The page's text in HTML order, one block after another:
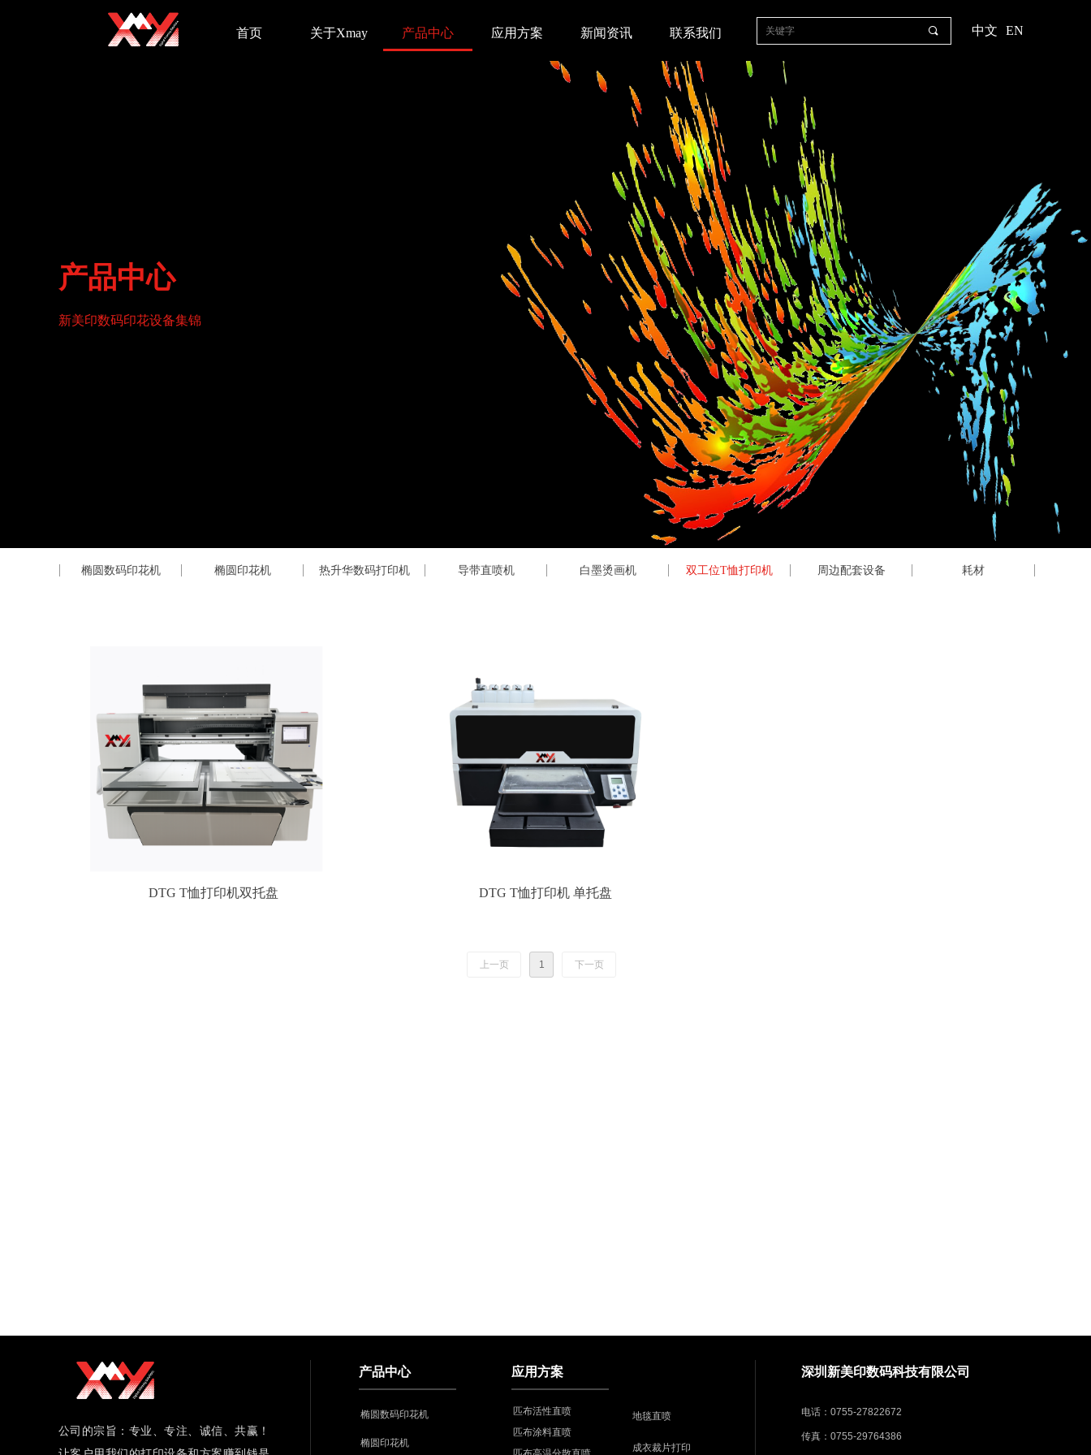
首页 关于Xmay 产品中心 应用方案 新闻资讯 联系我们 끠 中文 EN
产品中心
新美印数码印花设备集锦
椭圆数码印花机 椭圆印花机 热升华数码打印机 导带直喷机 白墨烫画机 双工位T恤打印机 周边配套设备 耗材
DTG T恤打印机双托盘 DTG T恤打印机 单托盘
上一页 1 下一页
公司的宗旨：专业、专注、诚信、共赢！
产品中心
椭圆数码印花机
椭圆印花机
匹布活性直喷
匹布涂料直喷
应用方案
地毯直喷
成衣裁片打印
深圳新美印数码科技有限公司
电话：0755-27822672
传真：0755-29764386